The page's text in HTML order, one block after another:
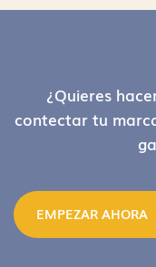
Footer¿Quieres
contectar tu
EMPEZAR AHORA